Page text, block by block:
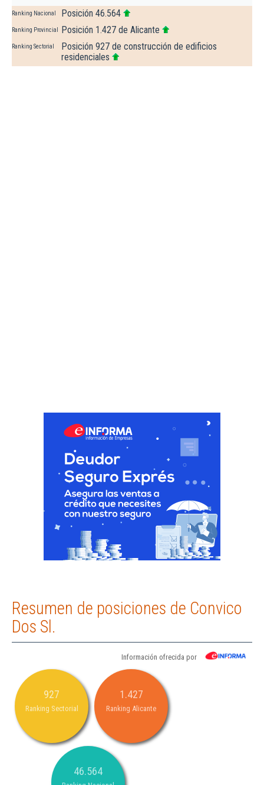
Ranking Nacional Posición 46.564
Ranking Provincial Posición 1.427 de Alicante
Ranking Sectorial
Posición 927 de construcción de edificios
residenciales
Resumen de posiciones de Convico
Dos Sl.
Información ofrecida por
927
Ranking Sectorial
1.427
Ranking Alicante
46.564